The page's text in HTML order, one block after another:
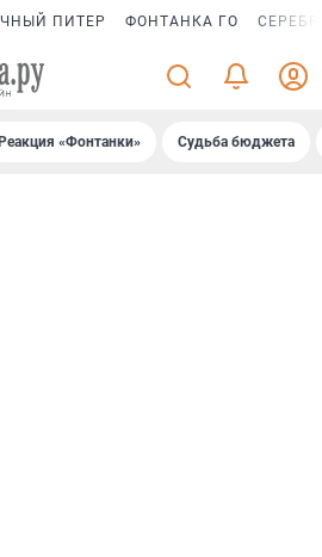
ПИТЕР ФОНТАНКА ГО
Реакция «Фонтанки» Судьба бюджета